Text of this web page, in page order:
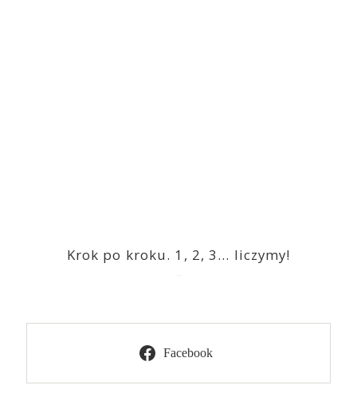
Krok po kroku. 1, 2, 3… liczymy!
Facebook